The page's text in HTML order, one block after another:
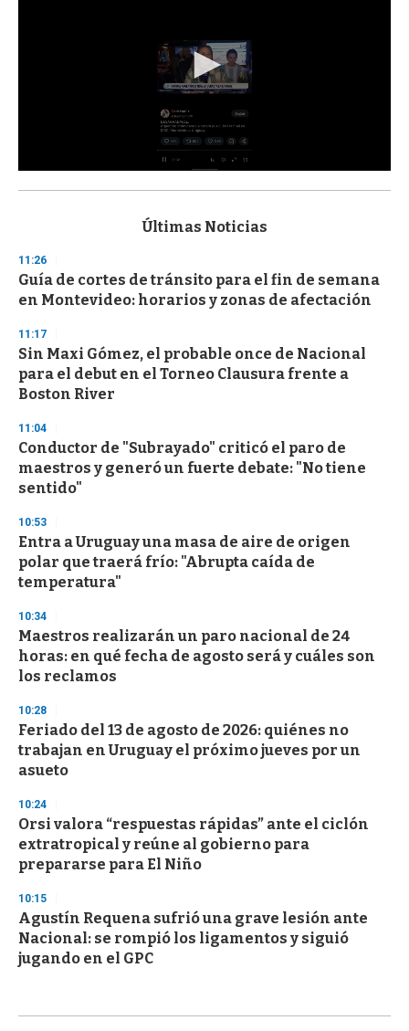
s
d
s
o
f
3
s
c
o
d
s
Últimas Noticias
11:26
Guía de cortes de tránsito para el fin de semana
en Montevideo: horarios y zonas de afectación
11:17
Sin Maxi Gómez, el probable once de Nacional
para el debut en el Torneo Clausura frente a
Boston River
11:04
Conductor de "Subrayado" criticó el paro de
maestros y generó un fuerte debate: "No tiene
sentido"
10:53
Entra a Uruguay una masa de aire de origen
polar que traerá frío: "Abrupta caída de
temperatura"
10:34
Maestros realizarán un paro nacional de 24
horas: en qué fecha de agosto será y cuáles son
los reclamos
10:28
Feriado del 13 de agosto de 2026: quiénes no
trabajan en Uruguay el próximo jueves por un
asueto
10:24
Orsi valora “respuestas rápidas” ante el ciclón
extratropical y reúne al gobierno para
prepararse para El Niño
10:15
Agustín Requena sufrió una grave lesión ante
Nacional: se rompió los ligamentos y siguió
jugando en el GPC